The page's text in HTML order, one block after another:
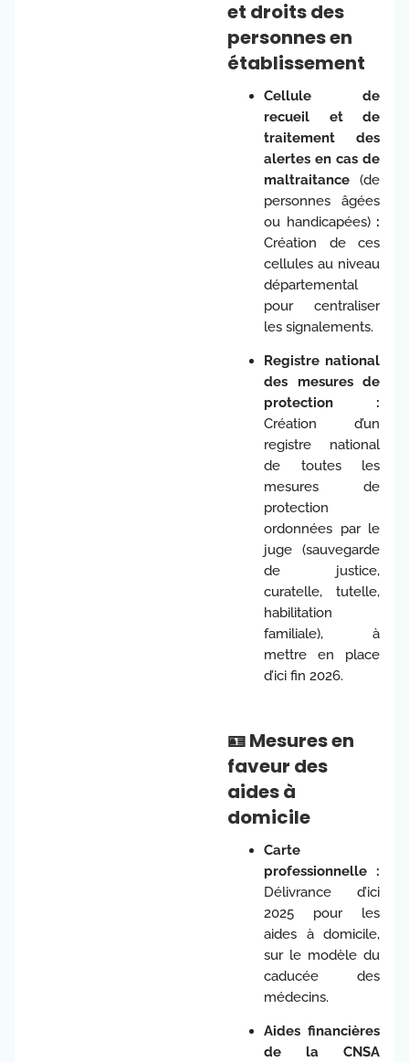
et droits des
personnes en
établissement
Cellule de
recueil et de
traitement des
alertes en cas de
maltraitance (de
personnes âgées
ou handicapées) :
Création de ces
cellules au niveau
départemental
pour centraliser
les signalements.
Registre national
des mesures de
protection :
Création d’un
registre national
de toutes les
mesures de
protection
ordonnées par le
juge (sauvegarde
de justice,
curatelle, tutelle,
habilitation
familiale), à
mettre en place
d’ici fin 2026.
🪪 Mesures en
faveur des
aides à
domicile
Carte
professionnelle :
Délivrance d’ici
2025 pour les
aides à domicile,
sur le modèle du
caducée des
médecins.
Aides financières
de la CNSA